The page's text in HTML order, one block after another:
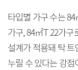
타입별 가구 수는
가구, 84㎡T 22가구
설계가 적용돼 탁
누릴 수 있다는 강점